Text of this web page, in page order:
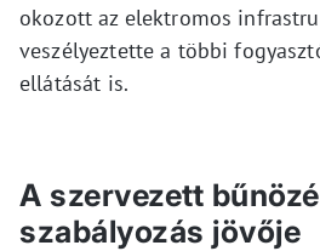
okozott az elektromos
veszélyeztette a többi
ellátását is.
A szervezett
szabályozás jövője